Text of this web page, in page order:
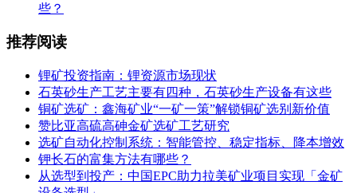
些？
推荐阅读
锂矿投资指南：锂资源市场现状
石英砂生产工艺主要有四种，石英砂生产设备有这些
铜矿选矿：鑫海矿业“一矿一策”解锁铜矿选别新价值
赞比亚高硫高砷金矿选矿工艺研究
选矿自动化控制系统：智能管控、稳定指标、降本增效
钾长石的富集方法有哪些？
从选型到投产：中国EPC助力拉美矿业项目实现「金矿